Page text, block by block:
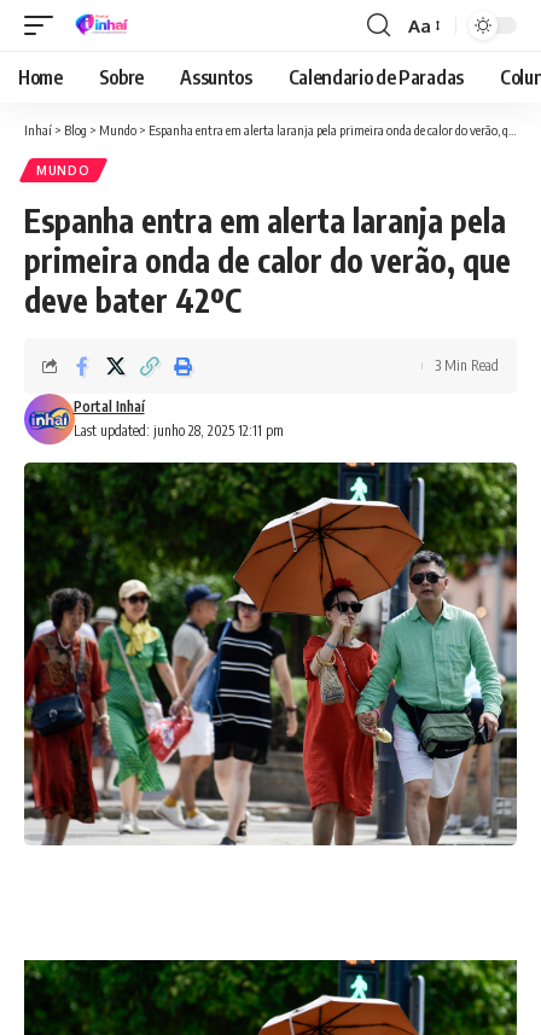
Font
Resizer
Aa
Home Sobre Assuntos Calendario de Paradas
Inhaí > Blog > Mundo > Espanha entra em alerta laranja pela primeira onda de calor do verão, que deve bater 42ºC
MUNDO
Espanha entra em alerta laranja pela
primeira onda de calor do verão, que
deve bater 42ºC
Last updated: junho 28, 2025 12:11 pm
Portal Inhaí
3 Min Read